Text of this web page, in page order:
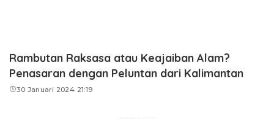
Rambutan Raksasa atau Keajaiban Alam?
Penasaran dengan Peluntan dari Kalimantan
30 Januari 2024 21:19